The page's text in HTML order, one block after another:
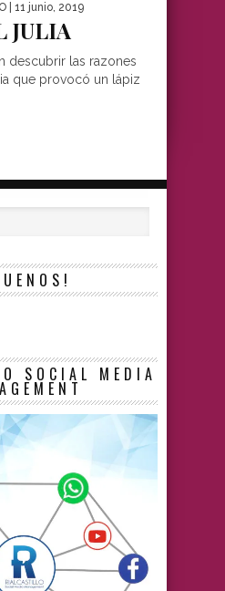
| 11 junio, 2019
JULIA
descubrir las razones
que provocó un lápiz
SOCIAL MEDIA